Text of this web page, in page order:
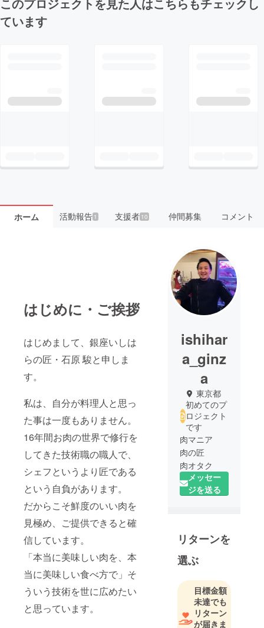
このプロジェクトを見た人はこちらもチェックし
ています
ホーム 活動報告1 支援者 10 仲間募集 コメント
はじめに・ご挨拶
はじめまして、銀座いしは
らの匠・石原 駿と申しま
す。
私は、自分が料理人と思っ
た事は一度もありません。
16年間お肉の世界で修行を
してきた技術職の職人で、
シェフというより匠である
という自負があります。
だからこそ鮮度のいい肉を
見極め、ご提供できると確
信しています。
「本当に美味しい肉を、本
当に美味しい食べ方で」そ
ういう技術を世に広めたい
と思っています。
ishihar
a_ginz
a
東京都
初めてのプ
ロジェクト
です
肉マニア
肉の匠
肉オタク
メッセー
ジを送る
リターンを
選ぶ
目標金額
未達でも
リターン
が届きま